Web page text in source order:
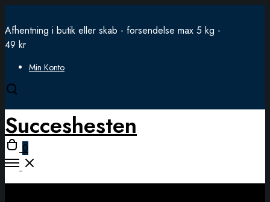
Afhentning i butik eller skab - forsendelse max 5 kg -
49 kr
Min Konto
Open
modal
Succeshesten
Open
cart
0
Open